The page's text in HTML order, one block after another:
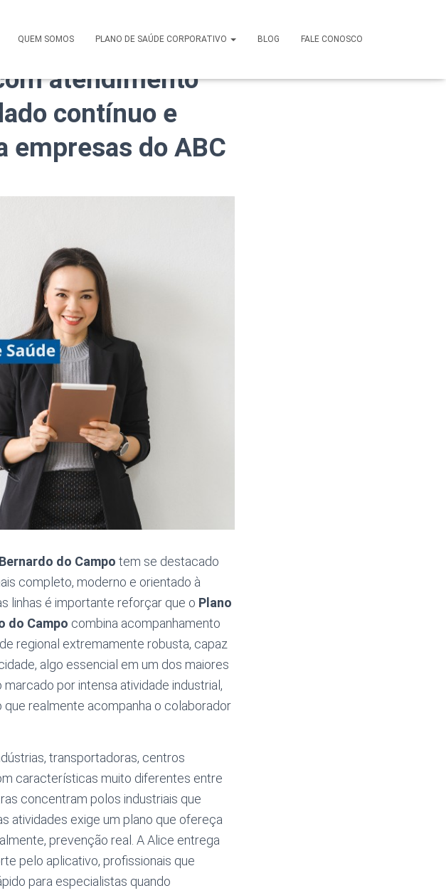
QUEM SOMOS PLANO DE SAÚDE CORPORATIVO BLOG FALE CONOSCO
Alice Saúde em
atendimento
contínuo e
empresas do ABC
do Campo tem se destacado
completo, moderno e orientado à
linhas é importante reforçar que o Plano
do Campo combina acompanhamento
regional extremamente robusta, capaz
algo essencial em um dos maiores
por intensa atividade industrial,
realmente acompanha o colaborador
transportadoras, centros
características muito diferentes entre
concentram polos industriais que
atividades exige um plano que ofereça
prevenção real. A Alice entrega
pelo aplicativo, profissionais que
para especialistas quando